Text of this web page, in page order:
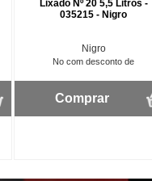
Lixado Nº 20 5,5 Litros -
035215 - Nigro
Nigro
No com desconto de
Comprar